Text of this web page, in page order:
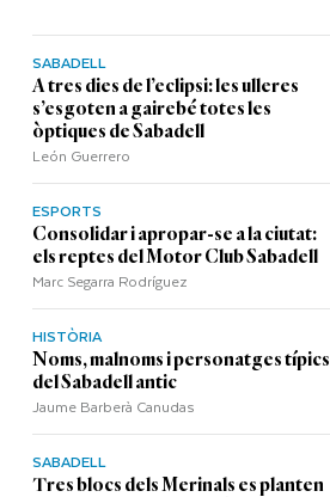
SABADELL
A tres dies de l’eclipsi: les ulleres
s’esgoten a gairebé totes les
òptiques de Sabadell
León Guerrero
ESPORTS
Consolidar i apropar-se a la ciutat:
els reptes del Motor Club Sabadell
Marc Segarra Rodríguez
HISTÒRIA
Noms, malnoms i personatges típics
del Sabadell antic
Jaume Barberà Canudas
SABADELL
Tres blocs dels Merinals es planten